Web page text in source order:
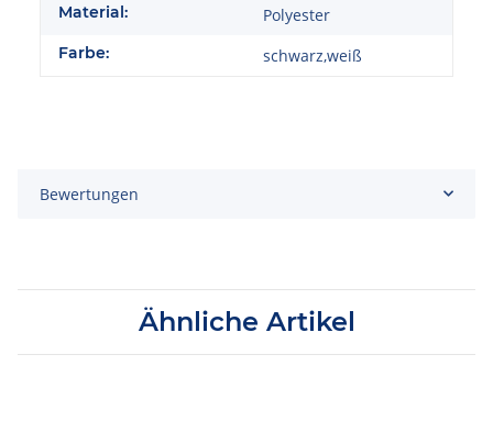
Material: Polyester
Farbe: schwarz,weiß
Bewertungen
Ähnliche Artikel